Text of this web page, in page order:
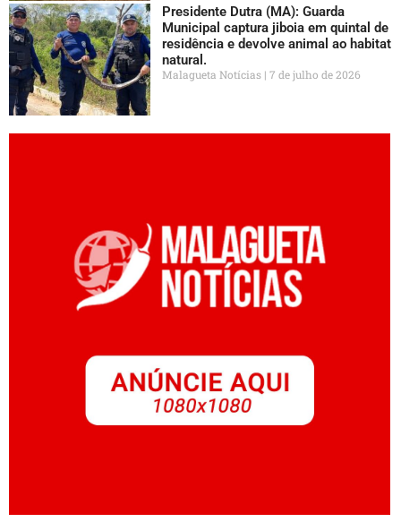
Presidente Dutra (MA): Guarda
Municipal captura jiboia em quintal de
residência e devolve animal ao habitat
natural.
Malagueta Notícias 7 de julho de 2026